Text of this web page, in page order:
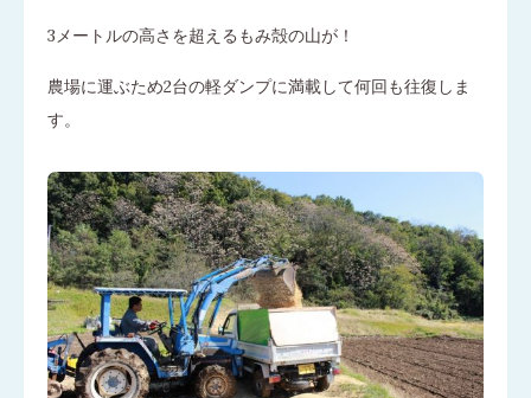
3メートルの高さを超えるもみ殻の山が！
農場に運ぶため2台の軽ダンプに満載して何回も往復しま
す。